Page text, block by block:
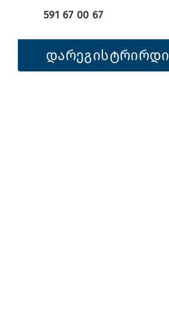
591 67 00 67
დარეგისტრირდი